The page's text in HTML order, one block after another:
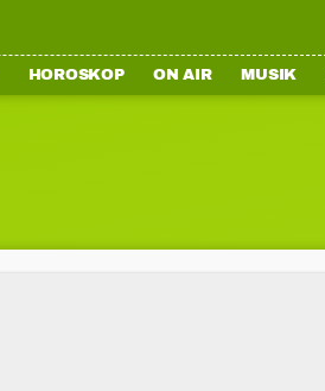
HOROSKOP ON AIR MUSIK